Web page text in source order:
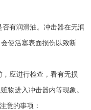
有润滑油。冲击器在无润
使活塞表面损伤以致断
应进行检查，看有无损
物进入冲击器内等现象。
的事项：